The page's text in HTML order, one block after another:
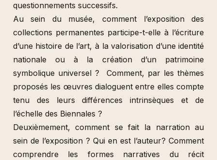
questionnements successifs.
Au sein du musée, comment l’exposition des
collections permanentes participe-t-elle à l’écriture
d’une histoire de l’art, à la valorisation d’une identité
nationale ou à la création d’un patrimoine
symbolique universel ? Comment, par les thèmes
proposés les œuvres dialoguent entre elles compte
tenu des leurs différences intrinsèques et de
l’échelle des Biennales ?
Deuxièmement, comment se fait la narration au
sein de l’exposition ? Qui en est l’auteur? Comment
comprendre les formes narratives du récit